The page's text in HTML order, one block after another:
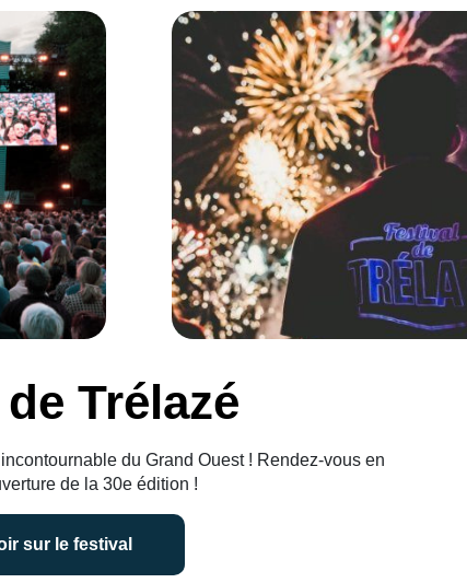
Trélazé
du Grand Ouest ! Rendez-vous en
de la 30e édition !
sur le festival